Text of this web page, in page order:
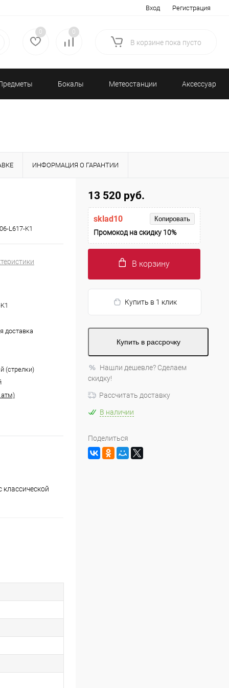
Вход Регистрация
0 0
В корзине пока пусто
Бокалы Метеостанции Аксессуары/
ИНФОРМАЦИЯ О ГАРАНТИИ
L617-K1
доставка
(стрелки)
атм)
13 520 руб.
sklad10 Копировать
Промокод на скидку 10%
В корзину
Купить в 1 клик
Купить в рассрочку
Нашли дешевле? Сделаем
скидку!
Рассчитать доставку
В наличии
Поделиться